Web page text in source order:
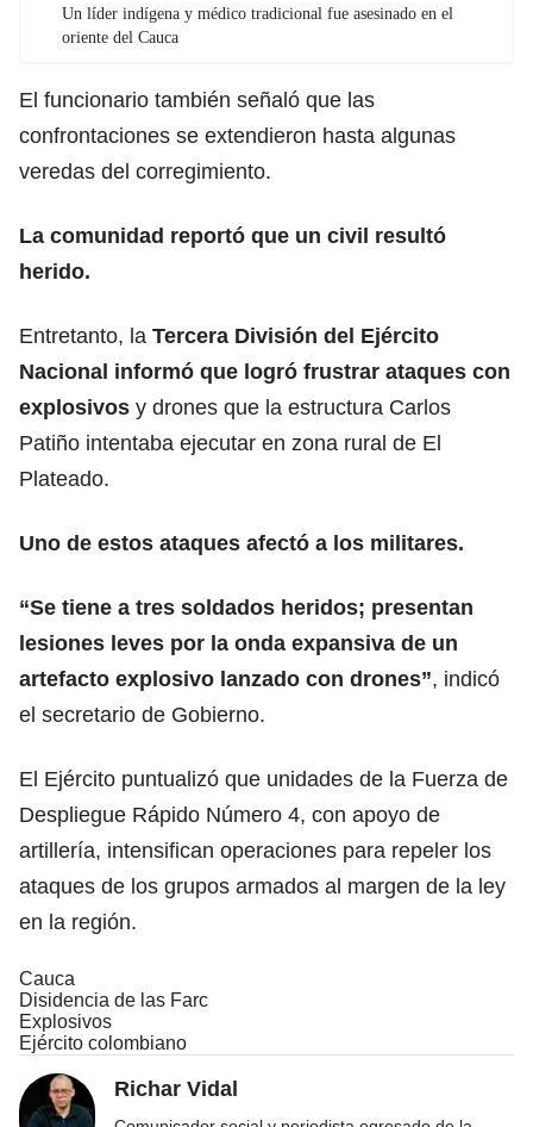
Un líder indígena y médico tradicional fue asesinado en el
oriente del Cauca
El funcionario también señaló que las
confrontaciones se extendieron hasta algunas
veredas del corregimiento.
La comunidad reportó que un civil resultó
herido.
Entretanto, la Tercera División del Ejército
Nacional informó que logró frustrar ataques con
explosivos y drones que la estructura Carlos
Patiño intentaba ejecutar en zona rural de El
Plateado.
Uno de estos ataques afectó a los militares.
“Se tiene a tres soldados heridos; presentan
lesiones leves por la onda expansiva de un
artefacto explosivo lanzado con drones”, indicó
el secretario de Gobierno.
El Ejército puntualizó que unidades de la Fuerza de
Despliegue Rápido Número 4, con apoyo de
artillería, intensifican operaciones para repeler los
ataques de los grupos armados al margen de la ley
en la región.
Cauca
Disidencia de las Farc
Explosivos
Ejército colombiano
Richar Vidal